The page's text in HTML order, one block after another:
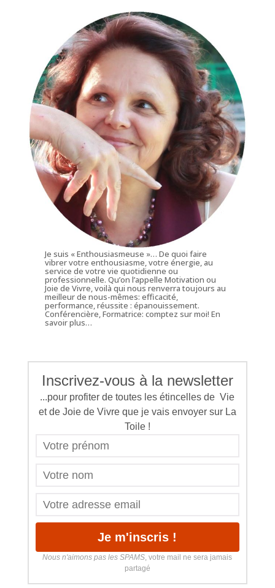
Je suis « Enthousiasmeuse »… De quoi faire
vibrer votre enthousiasme, votre énergie, au
service de votre vie quotidienne ou
professionnelle. Qu’on l’appelle Motivation ou
Joie de Vivre, voilà qui nous renverra toujours au
meilleur de nous-mêmes: efficacité,
performance, réussite : épanouissement.
Conférencière, Formatrice: comptez sur moi!En
savoir plus…
Inscrivez-vous à la newsletter
...pour profiter de toutes les étincelles de Vie
et de Joie de Vivre que je vais envoyer sur La
Toile !
Nous n'aimons pas les SPAMS, votre mail ne sera jamais
partagé